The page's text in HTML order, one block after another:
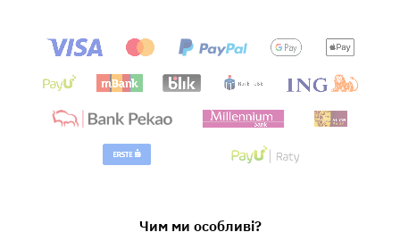
Чим ми особливі?